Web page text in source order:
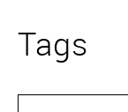
Tags